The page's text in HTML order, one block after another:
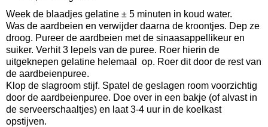
Week de blaadjes gelatine ± 5 minuten in koud water.
Was de aardbeien en verwijder daarna de kroontjes. Dep ze
droog. Pureer de aardbeien met de sinaasappellikeur en
suiker. Verhit 3 lepels van de puree. Roer hierin de
uitgeknepen gelatine helemaal op. Roer dit door de rest van
de aardbeienpuree.
Klop de slagroom stijf. Spatel de geslagen room voorzichtig
door de aardbeienpuree. Doe over in een bakje (of alvast in
de serveerschaaltjes) en laat 3-4 uur in de koelkast
opstijven.